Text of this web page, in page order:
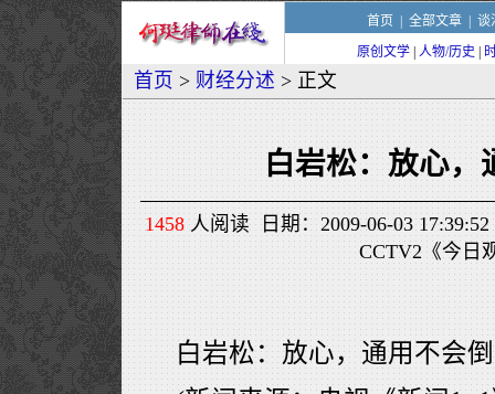
首页 全部文章| 谈
原创文学 人物/历史
首页 > 财经分述 > 正文
白岩松：放心，
1458人阅读 日期：2009-06-03
CCTV2《今日
白岩松：放心，通用不会倒